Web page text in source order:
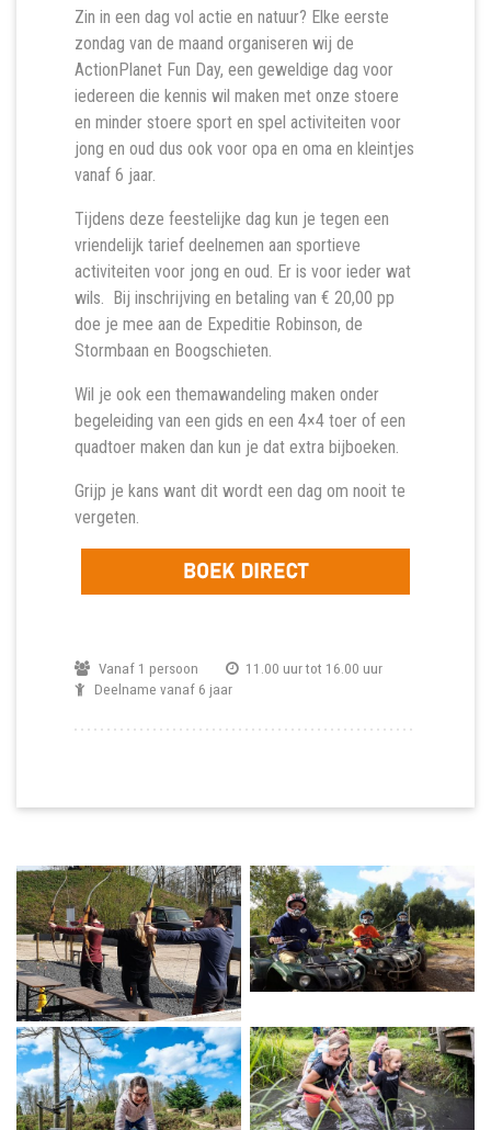
Zin in een dag vol actie en natuur? Elke eerste
zondag van de maand organiseren wij de
ActionPlanet Fun Day, een geweldige dag voor
iedereen die kennis wil maken met onze stoere
en minder stoere sport en spel activiteiten voor
jong en oud dus ook voor opa en oma en kleintjes
vanaf 6 jaar.
Tijdens deze feestelijke dag kun je tegen een
vriendelijk tarief deelnemen aan sportieve
activiteiten voor jong en oud. Er is voor ieder wat
wils. Bij inschrijving en betaling van € 20,00 pp
doe je mee aan de Expeditie Robinson, de
Stormbaan en Boogschieten.
Wil je ook een themawandeling maken onder
begeleiding van een gids en een 4×4 toer of een
quadtoer maken dan kun je dat extra bijboeken.
Grijp je kans want dit wordt een dag om nooit te
vergeten.
Vanaf 1 persoon
11.00 uur tot 16.00 uur
Deelname vanaf 6 jaar